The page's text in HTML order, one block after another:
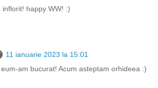
happy WW! :)
11 ianuarie 2023 la 15:01
am bucurat! Acum asteptam orhideea :)